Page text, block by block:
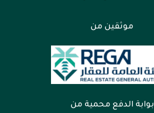
موثقين من
بوابة الدفع محمية من